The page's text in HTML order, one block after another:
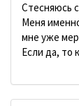
Стесняюсь
Меня
мне уже
Если да, то